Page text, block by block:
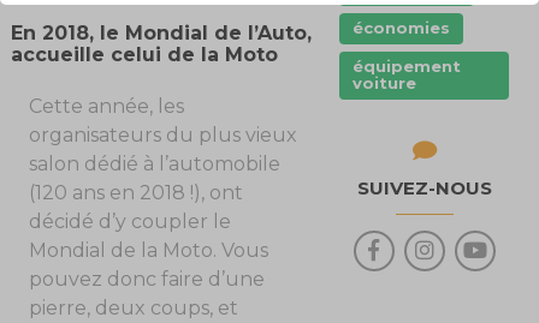
En 2018, le Mondial de l’Auto,
accueille celui de la Moto
Cette année, les
organisateurs du plus vieux
salon dédié à l’automobile
(120 ans en 2018 !), ont
décidé d’y coupler le
Mondial de la Moto. Vous
pouvez donc faire d’une
pierre, deux coups, et
économies
équipement
voiture
SUIVEZ-NOUS